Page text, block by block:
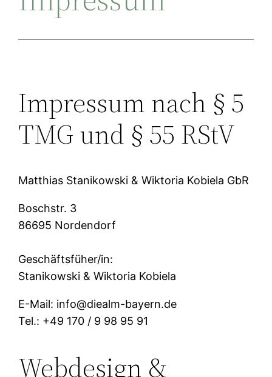
Impressum nach § 5
TMG und § 55 RStV
Matthias Stanikowski & Wiktoria Kobiela GbR
Boschstr. 3
86695 Nordendorf
Geschäftsfüher/in:
Stanikowski & Wiktoria Kobiela
E-Mail: info@diealm-bayern.de
Tel.: +49 170 / 9 98 95 91
Webdesign &